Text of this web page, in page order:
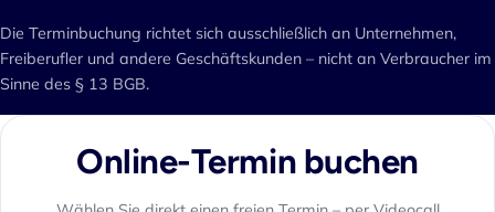
Die Terminbuchung richtet sich ausschließlich an Unternehmen,
Freiberufler und andere Geschäftskunden – nicht an Verbraucher im
Sinne des § 13 BGB.
Online-Termin buchen